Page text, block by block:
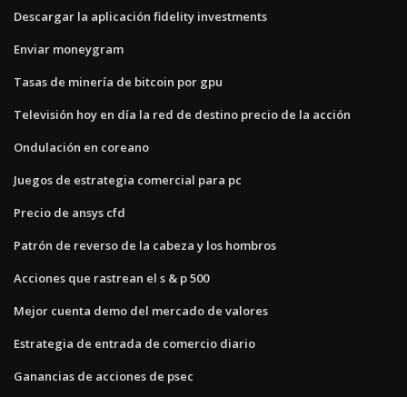
Descargar la aplicación fidelity investments
Enviar moneygram
Tasas de minería de bitcoin por gpu
Televisión hoy en día la red de destino precio de la acción
Ondulación en coreano
Juegos de estrategia comercial para pc
Precio de ansys cfd
Patrón de reverso de la cabeza y los hombros
Acciones que rastrean el s & p 500
Mejor cuenta demo del mercado de valores
Estrategia de entrada de comercio diario
Ganancias de acciones de psec